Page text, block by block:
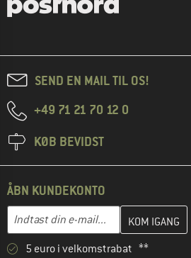
SEND EN MAIL TIL OS!
+49 71 21 70 12 0
KØB BEVIDST
ÅBN KUNDEKONTO
E-mail-adresse
Indtast din e-mailadresse her, og
5 euro i velkomstrabat **